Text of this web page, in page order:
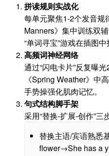
拼读规则实战化
每单元聚焦1-2个发音规
Manners》集中训练双
“单词寻宝”游戏在插图中
高频词神经网络
通过“闪电卡片”反复曝
《Spring Weather》中
手势操强化肌肉记忆。
句式结构脚手架
采用“替换-扩展-创作”三
替换主语/宾语熟悉
flower→She has a